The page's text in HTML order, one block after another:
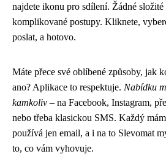
najdete ikonu pro sdílení. Žádné
komplikované postupy. Kliknete,
poslat, a hotovo.
Máte přece své oblíbené způsoby, jak
ano? Aplikace to respektuje. Nabídku
kamkoliv – na Facebook, Instagram,
nebo třeba klasickou SMS. Každý
používá jen email, a i na to Slevomat
to, co vám vyhovuje.